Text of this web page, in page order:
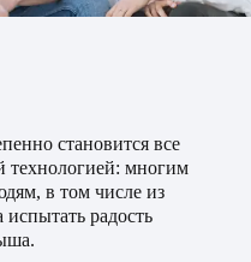
становится все
технологией: многим
в том числе из
радость